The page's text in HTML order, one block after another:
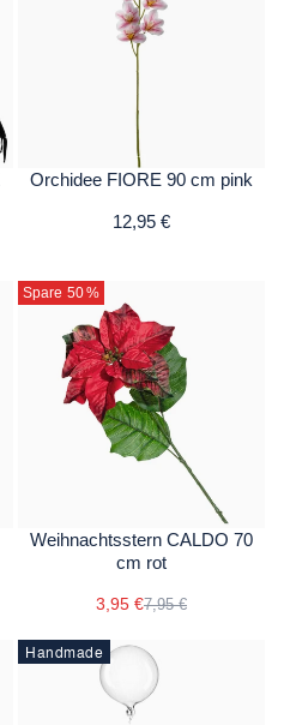
Orchidee FIORE 90 cm pink
12,95 €
Spare 50%
Weihnachtsstern CALDO 70
cm rot
3,95 €7,95 €
Handmade